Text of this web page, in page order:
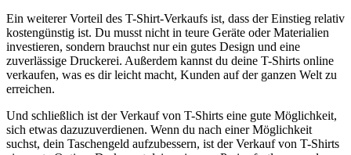
Ein weiterer Vorteil des T-Shirt-Verkaufs ist, dass der Einstieg relativ
kostengünstig ist. Du musst nicht in teure Geräte oder Materialien
investieren, sondern brauchst nur ein gutes Design und eine
zuverlässige Druckerei. Außerdem kannst du deine T-Shirts online
verkaufen, was es dir leicht macht, Kunden auf der ganzen Welt zu
erreichen.
Und schließlich ist der Verkauf von T-Shirts eine gute Möglichkeit,
sich etwas dazuzuverdienen. Wenn du nach einer Möglichkeit
suchst, dein Taschengeld aufzubessern, ist der Verkauf von T-Shirts